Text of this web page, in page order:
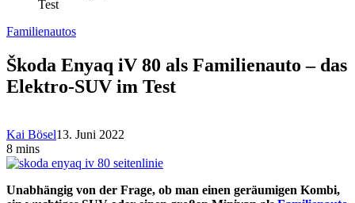
Test
Familienautos
Škoda Enyaq iV 80 als Familienauto – das
Elektro-SUV im Test
Kai Bösel13. Juni 2022
8 mins
Unabhängig von der Frage, ob man einen geräumigen Kombi,